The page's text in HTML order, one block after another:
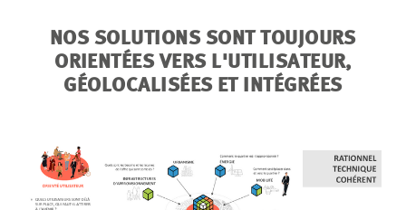
NOS SOLUTIONS SONT TOUJOURS
ORIENTÉES VERS L'UTILISATEUR,
GÉOLOCALISÉES ET INTÉGRÉES